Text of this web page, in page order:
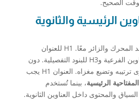
الصحيح.
الرئيسية والثانوية
العناوين المنظمة تساعد المحرك والزائر معًا. H1 للعنوان
الرئيسي، يليه H2 للعناوين الفرعية وH3 للبنود التفصيلية. دون
تلك البنية، يفقد المحتوى ترتيبه وتضيع مغزاه. العنوان H1 يجب
الرئيسية، بينما تُستخدم
والمحتوى داخل العناوين الثانوية.